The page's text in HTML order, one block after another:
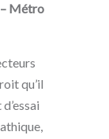
– Métro
qu’il